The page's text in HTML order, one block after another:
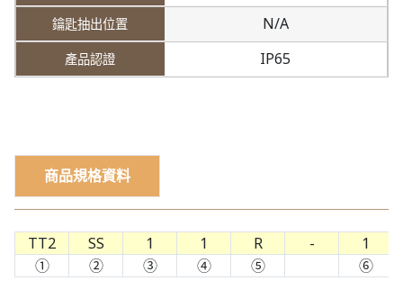
N/A
IP65
商品規格資料
TT2 SS 1 1 R -
1
①
② ③ ④ ⑤ ⑥